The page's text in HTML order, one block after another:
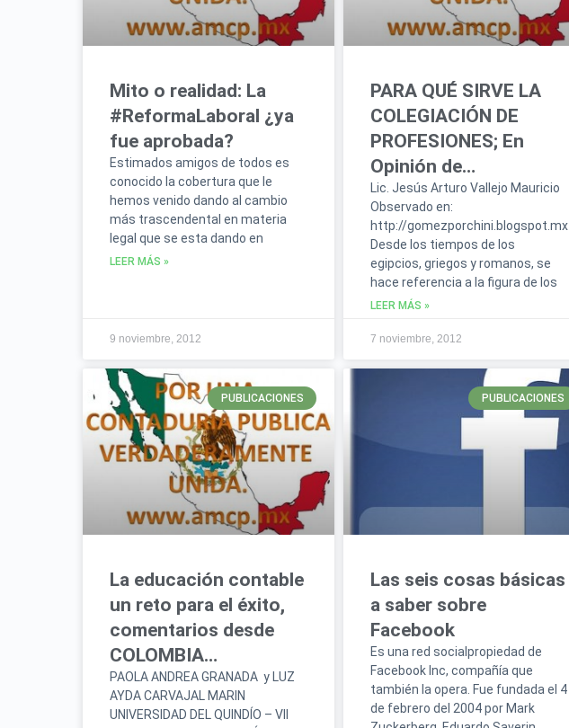
Mito o realidad: La
#ReformaLaboral ¿ya
fue aprobada?
Estimados amigos de todos es
conocido la cobertura que le
hemos venido dando al cambio
más trascendental en materia
legal que se esta dando en
LEER MÁS »
9 noviembre, 2012
PARA QUÉ SIRVE LA
COLEGIACIÓN DE
PROFESIONES; En
Opinión de…
Lic. Jesús Arturo Vallejo Mauricio
Observado en:
http://gomezporchini.blogspot.mx
Desde los tiempos de los
egipcios, griegos y romanos, se
hace referencia a la figura de los
LEER MÁS »
7 noviembre, 2012
PUBLICACIONES
La educación contable
un reto para el éxito,
comentarios desde
COLOMBIA…
PAOLA ANDREA GRANADA y LUZ
AYDA CARVAJAL MARIN
UNIVERSIDAD DEL QUINDÍO – VII
PUBLICACIONES
Las seis cosas básicas
a saber sobre
Facebook
Es una red socialpropiedad de
Facebook Inc, compañía que
también la opera. Fue fundada el 4
de febrero del 2004 por Mark